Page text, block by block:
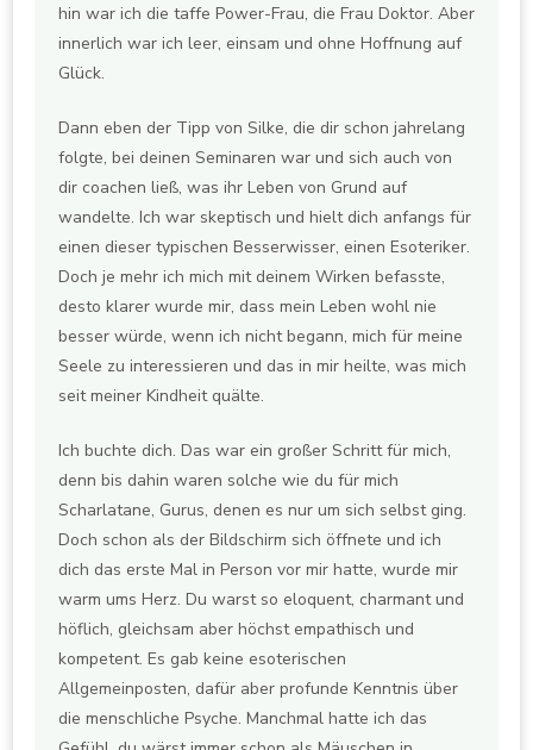
hin war ich die taffe Power-Frau, die Frau Doktor. Aber
innerlich war ich leer, einsam und ohne Hoffnung auf
Glück.
Dann eben der Tipp von Silke, die dir schon jahrelang
folgte, bei deinen Seminaren war und sich auch von
dir coachen ließ, was ihr Leben von Grund auf
wandelte. Ich war skeptisch und hielt dich anfangs für
einen dieser typischen Besserwisser, einen Esoteriker.
Doch je mehr ich mich mit deinem Wirken befasste,
desto klarer wurde mir, dass mein Leben wohl nie
besser würde, wenn ich nicht begann, mich für meine
Seele zu interessieren und das in mir heilte, was mich
seit meiner Kindheit quälte.
Ich buchte dich. Das war ein großer Schritt für mich,
denn bis dahin waren solche wie du für mich
Scharlatane, Gurus, denen es nur um sich selbst ging.
Doch schon als der Bildschirm sich öffnete und ich
dich das erste Mal in Person vor mir hatte, wurde mir
warm ums Herz. Du warst so eloquent, charmant und
höflich, gleichsam aber höchst empathisch und
kompetent. Es gab keine esoterischen
Allgemeinposten, dafür aber profunde Kenntnis über
die menschliche Psyche. Manchmal hatte ich das